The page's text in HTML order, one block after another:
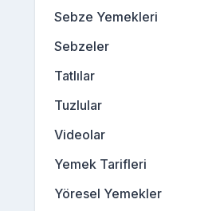
Sebze Yemekleri
Sebzeler
Tatlılar
Tuzlular
Videolar
Yemek Tarifleri
Yöresel Yemekler